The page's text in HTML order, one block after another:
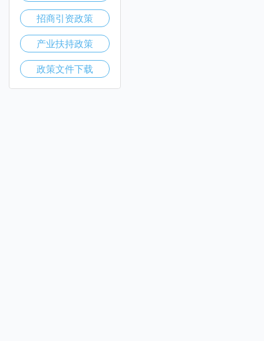
招商引资政策
产业扶持政策
政策文件下载